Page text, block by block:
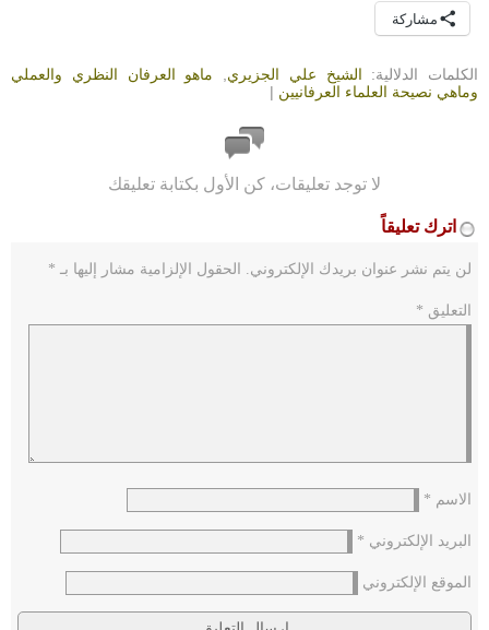
مشاركة
الكلمات الدلالية: الشيخ علي الجزيري
ماهو العرفان النظري والعملي
وماهي نصيحة العلماء العرفانيين |
لا توجد تعليقات، كن الأول بكتابة تعليقك
اترك تعليقاً
لن يتم نشر عنوان بريدك الإلكتروني. الحقول الإلزامية مشار إليها بـ *
التعليق *
الاسم *
البريد الإلكتروني *
الموقع الإلكتروني